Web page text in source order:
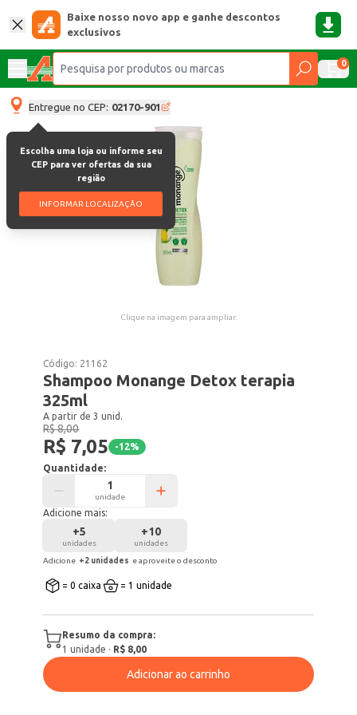
Baixe nosso novo app e ganhe descontos
exclusivos
0
Entregue no CEP: 02170-901
Escolha uma loja ou informe seu
CEP para ver ofertas da sua
região
INFORMAR LOCALIZAÇÃO
Clique na imagem para ampliar.
Código: 21162
Shampoo Monange Detox terapia
325ml
A partir de 3 unid.
R$ 8,00
R$ 7,05 -12%
Quantidade:
unidade
Adicione mais:
+5
unidades
+10
unidades
Adicione +2 unidades e aproveite o desconto
= 0 caixa = 1 unidade
Resumo da compra:
1 unidade · R$ 8,00
Adicionar ao carrinho